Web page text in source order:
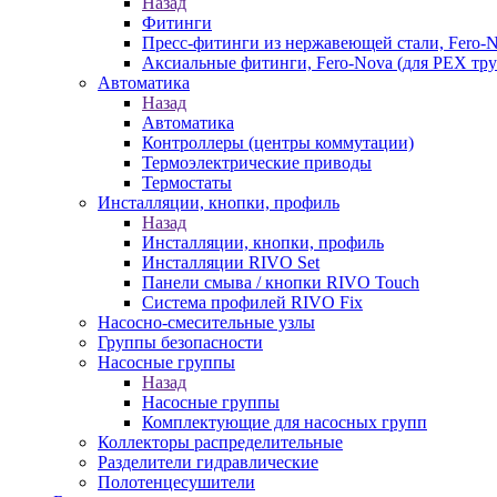
Фитинги
Пресс-фитинги из нержавеющей стали, Fero-
Аксиальные фитинги, Fero-Nova (для PEX
Автоматика
Назад
Автоматика
Контроллеры (центры коммутации)
Термоэлектрические приводы
Термостаты
Инсталляции, кнопки, профиль
Назад
Инсталляции, кнопки, профиль
Инсталляции RIVO Set
Панели смыва / кнопки RIVO Touch
Система профилей RIVO Fix
Насосно-смесительные узлы
Группы безопасности
Насосные группы
Назад
Насосные группы
Комплектующие для насосных групп
Коллекторы распределительные
Разделители гидравлические
Полотенцесушители